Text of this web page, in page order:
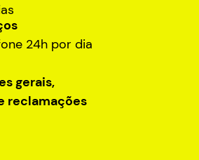
24h por dia
gerais,
reclamações